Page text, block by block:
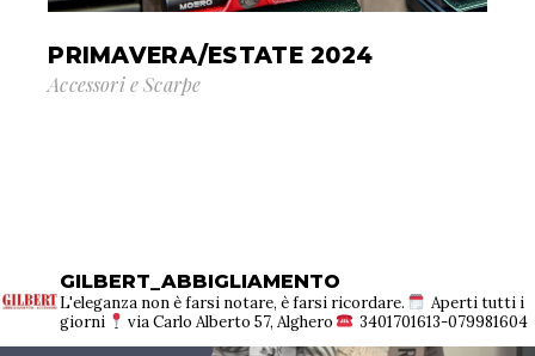
PRIMAVERA/ESTATE 2024
Accessori e Scarpe
GILBERT_ABBIGLIAMENTO
L'eleganza non è farsi notare, è farsi ricordare.
Aperti tutti i
giorni
via Carlo Alberto 57, Alghero 3401701613-079981604